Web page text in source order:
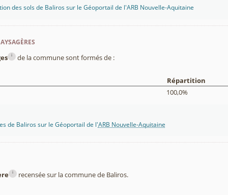
des sols de Baliros sur le Géoportail de l'ARB Nouvelle-Aquitaine
i de la commune sont formés de :
Répartition
100,0%
de Baliros sur le Géoportail de l'ARB Nouvelle-Aquitaine
i recensée sur la commune de Baliros.